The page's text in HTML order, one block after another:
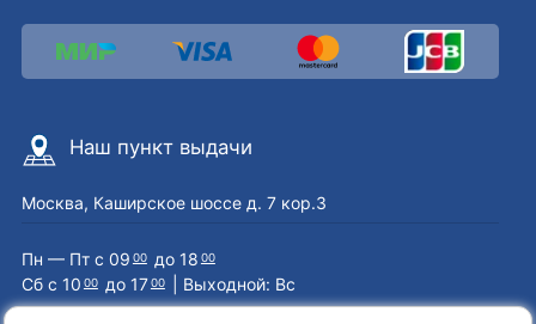
Наш пункт выдачи
Москва, Каширское шоссе д. 7 кор.3
Пн — Пт с 09 00 до 18 00
Сб с 10 00 до 1700 | Выходной: Вс